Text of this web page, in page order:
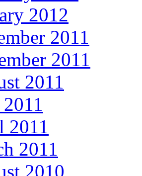
2012
2011
2011
2011
2011
2011
2010